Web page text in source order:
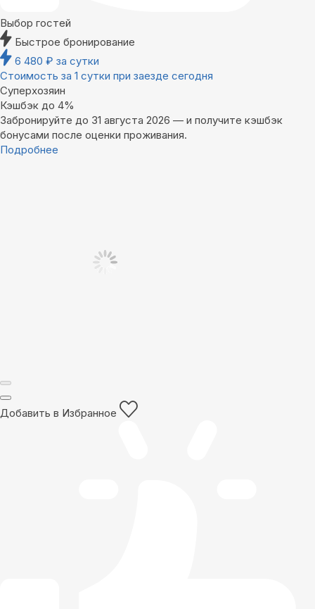
Выбор гостей
Быстрое бронирование
6 480 ₽ за сутки
Стоимость за 1 сутки при заезде сегодня
Суперхозяин
Кэшбэк до 4%
Забронируйте до 31 августа 2026 — и получите кэшбэк
бонусами после оценки проживания.
Подробнее
Добавить в Избранное